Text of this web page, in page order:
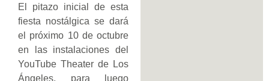
El pitazo inicial de esta
fiesta nostálgica se dará
el próximo 10 de octubre
en las instalaciones del
YouTube Theater de Los
Ángeles, para luego